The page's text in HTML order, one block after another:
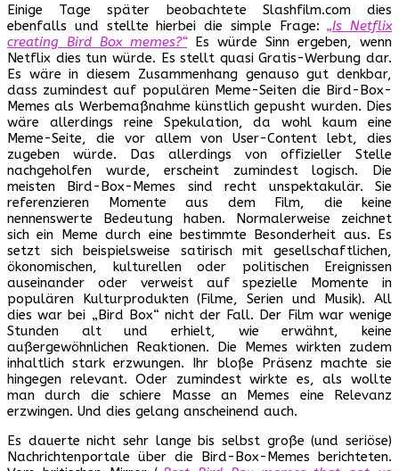
Einige Tage später beobachtete Slashfilm.com dies
ebenfalls und stellte hierbei die simple Frage:„Is Netflix
creating Bird Box memes?“Es würde Sinn ergeben, wenn
Netflix dies tun würde. Es stellt quasi Gratis-Werbung dar.
Es wäre in diesem Zusammenhang genauso gut denkbar,
dass zumindest auf populären Meme-Seiten die Bird-Box-
Memes als Werbemaßnahme künstlich gepusht wurden. Dies
wäre allerdings reine Spekulation, da wohl kaum eine
Meme-Seite, die vor allem von User-Content lebt, dies
zugeben würde. Das allerdings von offizieller Stelle
nachgeholfen wurde, erscheint zumindest logisch. Die
meisten Bird-Box-Memes sind recht unspektakulär. Sie
referenzieren Momente aus dem Film, die keine
nennenswerte Bedeutung haben. Normalerweise zeichnet
sich ein Meme durch eine bestimmte Besonderheit aus. Es
setzt sich beispielsweise satirisch mit gesellschaftlichen,
ökonomischen, kulturellen oder politischen Ereignissen
auseinander oder verweist auf spezielle Momente in
populären Kulturprodukten (Filme, Serien und Musik). All
dies war bei „Bird Box“ nicht der Fall. Der Film war wenige
Stunden alt und erhielt, wie erwähnt, keine
außergewöhnlichen Reaktionen. Die Memes wirkten zudem
inhaltlich stark erzwungen. Ihr bloße Präsenz machte sie
hingegen relevant. Oder zumindest wirkte es, als wollte
man durch die schiere Masse an Memes eine Relevanz
erzwingen. Und dies gelang anscheinend auch.
Es dauerte nicht sehr lange bis selbst große (und seriöse)
Nachrichtenportale über die Bird-Box-Memes berichteten.